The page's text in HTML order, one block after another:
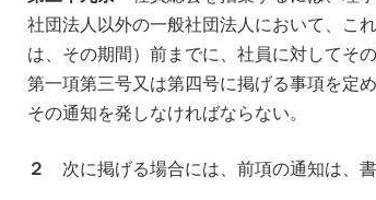
社団法人以外の一般社団法人において、こ
は、その期間）前までに、社員に対してそ
第一項第三号又は第四号に掲げる事項を定
その通知を発しなければならない。
２ 次に掲げる場合には、前項の通知は、